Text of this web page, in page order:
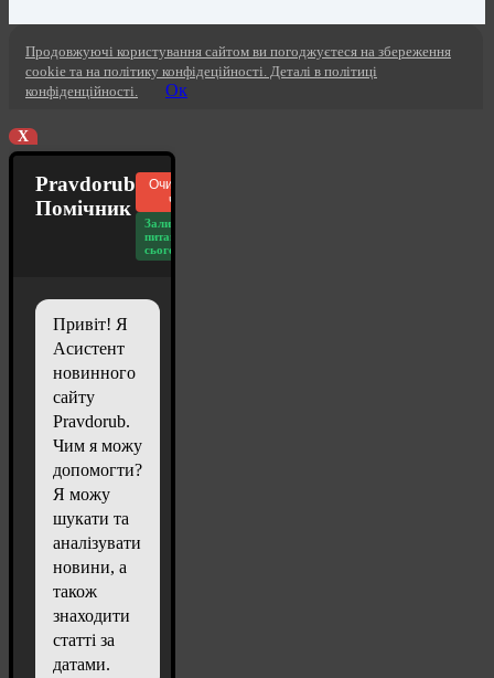
Продовжуючі користування сайтом ви погоджуєтеся на збереження
cookie та на політику конфідеційності. Деталі в політиці
конфіденційності.
Ок
X
Pravdorub
Помічник
Очистити
чат
Залишилось
питань
сьогодні: 20
Привіт! Я
Асистент
новинного
сайту
Pravdorub.
Чим я можу
допомогти?
Я можу
шукати та
аналізувати
новини, а
також
знаходити
статті за
датами.